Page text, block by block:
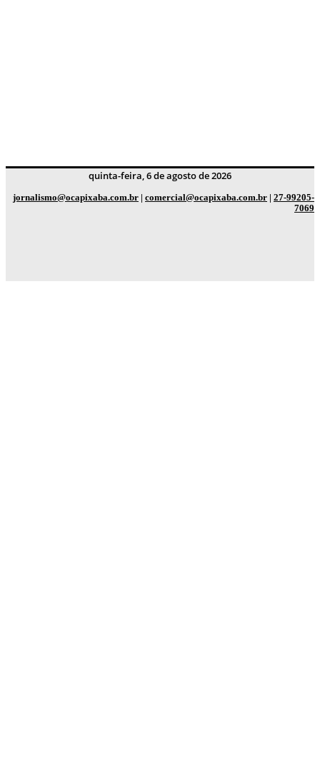
quinta-feira, 6 de agosto de 2026
jornalismo@ocapixaba.com.br | comercial@ocapixaba.com.br | 27-99205-
7069